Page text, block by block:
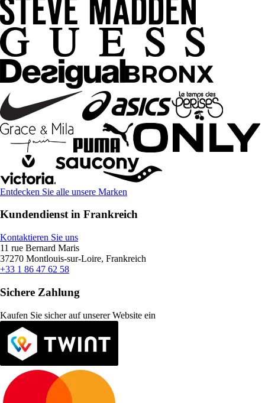
Entdecken Sie alle unsere Marken
Kundendienst in Frankreich
Kontaktieren Sie uns
11 rue Bernard Maris
37270 Montlouis-sur-Loire, Frankreich
+33 1 86 47 62 58
Sichere Zahlung
Kaufen Sie sicher auf unserer Website ein